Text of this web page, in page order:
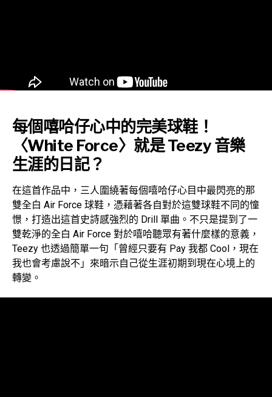
每個嘻哈仔心中的完美球鞋！
〈White Force〉就是 Teezy 音樂
生涯的日記？
在這首作品中，三人圍繞著每個嘻哈仔心目中最閃亮的那
雙全白 Air Force 球鞋，憑藉著各自對於這雙球鞋不同的憧
憬，打造出這首史詩感強烈的 Drill 單曲。不只是提到了一
雙乾淨的全白 Air Force 對於嘻哈聽眾有著什麼樣的意義，
Teezy 也透過簡單一句「曾經只要有 Pay 我都 Cool，現在
我也會考慮說不」來暗示自己從生涯初期到現在心境上的
轉變。